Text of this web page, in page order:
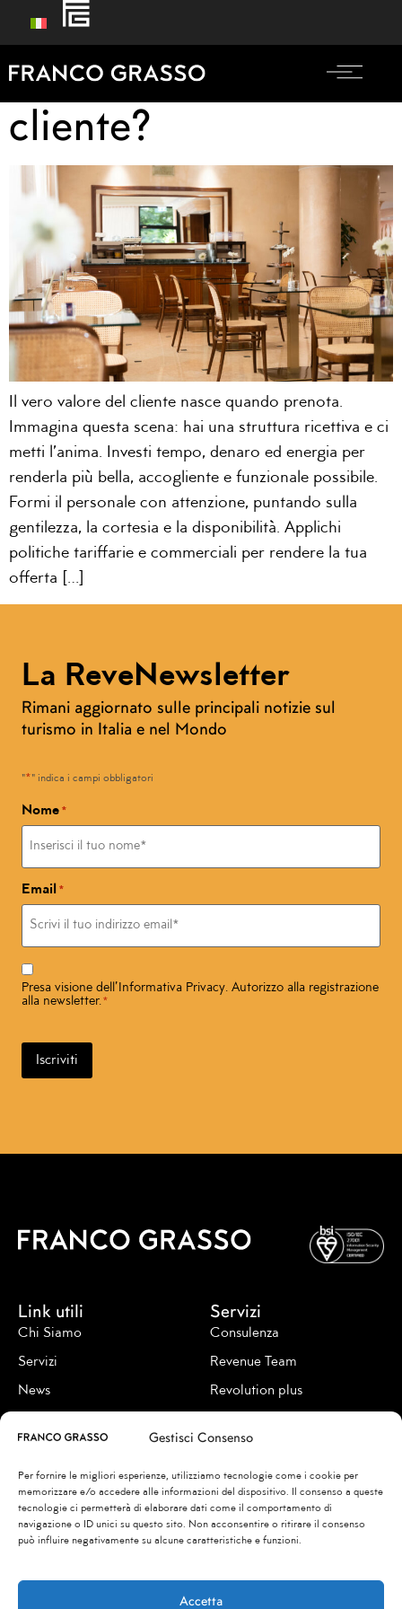
Gestisci Consenso
Per fornire le migliori esperienze, utilizziamo tecnologie come i cookie per
memorizzare e/o accedere alle informazioni del dispositivo. Il consenso a queste
tecnologie ci permetterà di elaborare dati come il comportamento di
navigazione o ID unici su questo sito. Non acconsentire o ritirare il consenso
può influire negativamente su alcune caratteristiche e funzioni.
Accetta
Quanto vale il tuo
cliente?
Il vero valore del cliente nasce quando prenota.
Immagina questa scena: hai una struttura ricettiva e ci
metti l’anima. Investi tempo, denaro ed energia per
renderla più bella, accogliente e funzionale possibile.
Formi il personale con attenzione, puntando sulla
gentilezza, la cortesia e la disponibilità. Applichi
politiche tariffarie e commerciali per rendere la tua
offerta […]
La ReveNewsletter
Rimani aggiornato sulle principali notizie sul
turismo in Italia e nel Mondo
"*" indica i campi obbligatori
Nome *
Email *
Consenso
Presa visione dell’ Informativa Privacy. Autorizzo alla registrazione
alla newsletter.*
Iscriviti
Link utili
Chi Siamo
Servizi
News
Servizi
Consulenza
Revenue Team
Revolution plus